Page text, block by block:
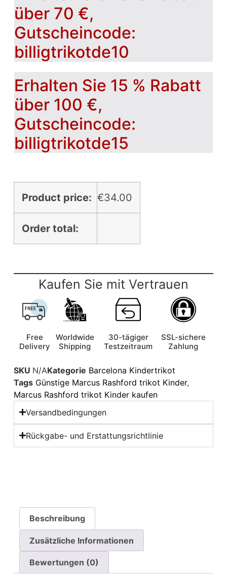
über 70 €,
Gutscheincode:
billigtrikotde10
Erhalten Sie 15 % Rabatt
über 100 €,
Gutscheincode:
billigtrikotde15
Product price: €34.00
Order total:
Kaufen Sie mit Vertrauen
Free
Delivery
Worldwide
Shipping
30-tägiger
Testzeitraum
SSL-sichere
Zahlung
SKU N/AKategorie Barcelona Kindertrikot
Tags Günstige Marcus Rashford trikot Kinder,
Marcus Rashford trikot Kinder kaufen
Versandbedingungen
Rückgabe- und Erstattungsrichtlinie
Beschreibung
Zusätzliche Informationen
Bewertungen (0)